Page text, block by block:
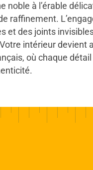
noble à l’érable
raffinement.
et des joints
Votre intérieur
où chaque